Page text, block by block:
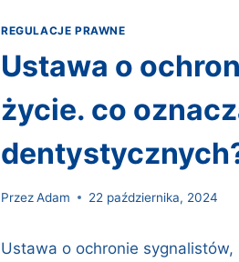
REGULACJE PRAWNE
ustawa o ochronie sygnalistów weszła w
życie. co
PrzezAdam 22 października, 2024
Ustawa o ochronie